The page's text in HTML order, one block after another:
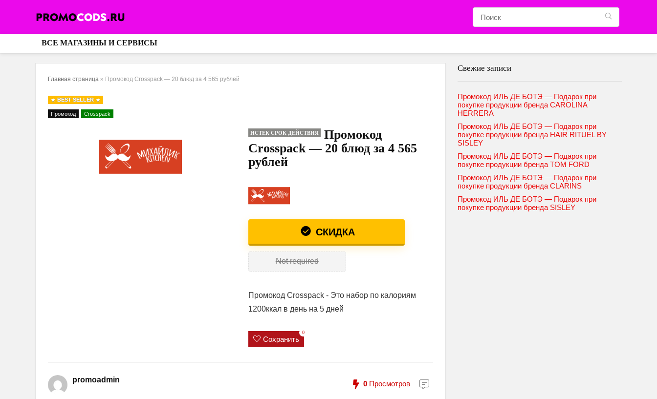
ВСЕ МАГАЗИНЫ И СЕРВИСЫ
Главная страница » Промокод Crosspack — 20 блюд за 4 565 рублей
BEST SELLER
Промокод Crosspack
ИСТЕК СРОК ДЕЙСТВИЯ
Промокод
Crosspack — 20 блюд за 4 565
рублей
СКИДКА
Not required
Промокод Crosspack - Это набор по калориям
1200ккал в день на 5 дней
Сохранить
0
promoadmin 0 Просмотров
Свежие записи
Промокод ИЛЬ ДЕ БОТЭ — Подарок при
покупке продукции бренда CAROLINA
HERRERA
Промокод ИЛЬ ДЕ БОТЭ — Подарок при
покупке продукции бренда HAIR RITUEL BY
SISLEY
Промокод ИЛЬ ДЕ БОТЭ — Подарок при
покупке продукции бренда TOM FORD
Промокод ИЛЬ ДЕ БОТЭ — Подарок при
покупке продукции бренда CLARINS
Промокод ИЛЬ ДЕ БОТЭ — Подарок при
покупке продукции бренда SISLEY